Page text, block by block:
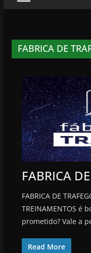
FABRICA DE
FABRICA
FABRICA DE
TREINAMENTOS é
prometido? Vale a
Read More